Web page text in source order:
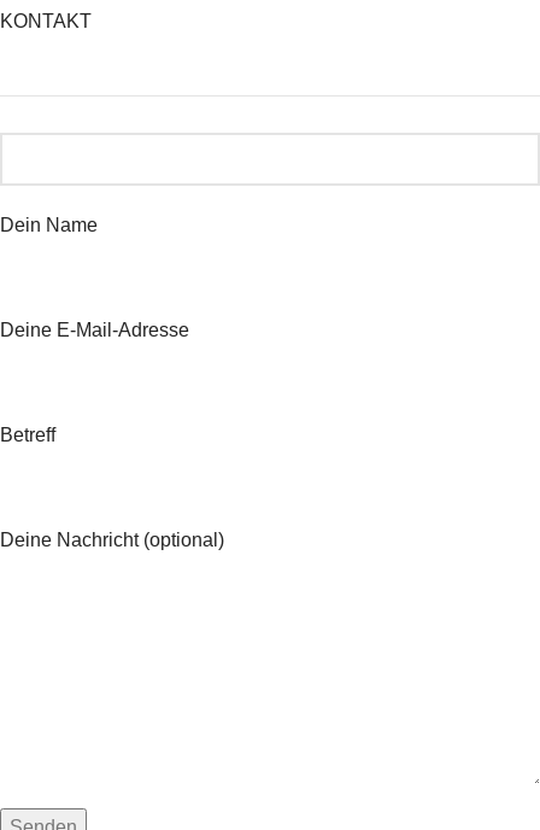
KONTAKT
Dein Name
Deine E-Mail-Adresse
Betreff
Deine Nachricht (optional)